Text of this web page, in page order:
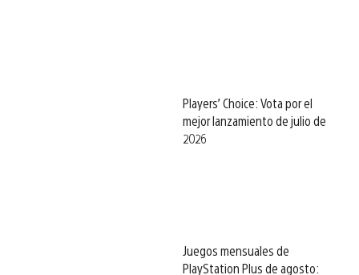
Players’ Choice: Vota por el
mejor lanzamiento de julio de
2026
Juegos mensuales de
PlayStation Plus de agosto: